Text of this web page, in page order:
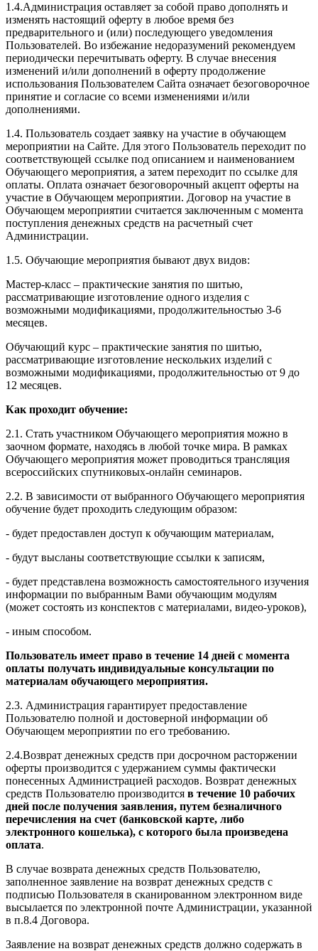
1.4.Администрация оставляет за собой право дополнять и
изменять настоящий оферту в любое время без
предварительного и (или) последующего уведомления
Пользователей. Во избежание недоразумений рекомендуем
периодически перечитывать оферту. В случае внесения
изменений и/или дополнений в оферту продолжение
использования Пользователем Сайта означает безоговорочное
принятие и согласие со всеми изменениями и/или
дополнениями.
1.4. Пользователь создает заявку на участие в обучающем
мероприятии на Сайте. Для этого Пользователь переходит по
соответствующей ссылке под описанием и наименованием
Обучающего мероприятия, а затем переходит по ссылке для
оплаты. Оплата означает безоговорочный акцепт оферты на
участие в Обучающем мероприятии. Договор на участие в
Обучающем мероприятии считается заключенным с момента
поступления денежных средств на расчетный счет
Администрации.
1.5. Обучающие мероприятия бывают двух видов:
Мастер-класс – практические занятия по шитью,
рассматривающие изготовление одного изделия с
возможными модификациями, продолжительностью 3-6
месяцев.
Обучающий курс – практические занятия по шитью,
рассматривающие изготовление нескольких изделий с
возможными модификациями, продолжительностью от 9 до
12 месяцев.
Как проходит обучение:
2.1. Стать участником Обучающего мероприятия можно в
заочном формате, находясь в любой точке мира. В рамках
Обучающего мероприятия может проводиться трансляция
всероссийских спутниковых-онлайн семинаров.
2.2. В зависимости от выбранного Обучающего мероприятия
обучение будет проходить следующим образом:
- будет предоставлен доступ к обучающим материалам,
- будут высланы соответствующие ссылки к записям,
- будет представлена возможность самостоятельного изучения
информации по выбранным Вами обучающим модулям
(может состоять из конспектов с материалами, видео-уроков),
- иным способом.
Пользователь имеет право в течение 14 дней с момента
оплаты получать индивидуальные консультации по
материалам обучающего мероприятия.
2.3. Администрация гарантирует предоставление
Пользователю полной и достоверной информации об
Обучающем мероприятии по его требованию.
2.4.Возврат денежных средств при досрочном расторжении
оферты производится с удержанием суммы фактически
понесенных Администрацией расходов. Возврат денежных
средств Пользователю производится в течение 10 рабочих
дней после получения заявления, путем безналичного
перечисления на счет (банковской карте, либо
электронного кошелька), с которого была произведена
оплата.
В случае возврата денежных средств Пользователю,
заполненное заявление на возврат денежных средств с
подписью Пользователя в сканированном электронном виде
высылается по электронной почте Администрации, указанной
в п.8.4 Договора.
Заявление на возврат денежных средств должно содержать в